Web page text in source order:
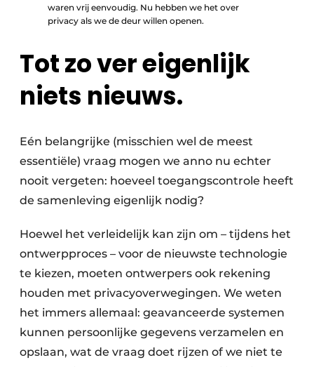
waren vrij eenvoudig. Nu hebben we het over
privacy als we de deur willen openen.
Tot zo ver eigenlijk
niets nieuws.
Eén belangrijke (misschien wel de meest
essentiële) vraag mogen we anno nu echter
nooit vergeten: hoeveel toegangscontrole heeft
de samenleving eigenlijk nodig?
Hoewel het verleidelijk kan zijn om – tijdens het
ontwerpproces – voor de nieuwste technologie
te kiezen, moeten ontwerpers ook rekening
houden met privacyoverwegingen. We weten
het immers allemaal: geavanceerde systemen
kunnen persoonlijke gegevens verzamelen en
opslaan, wat de vraag doet rijzen of we niet te